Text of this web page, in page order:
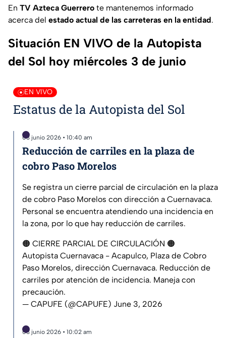
En TV Azteca Guerrero te mantenemos informado
acerca del estado actual de las carreteras en la entidad.
Situación EN VIVO de la Autopista
del Sol hoy miércoles 3 de junio
EN VIVO
Estatus de la Autopista del Sol
03 junio 2026 • 10:40 am
Reducción de carriles en la plaza de
cobro Paso Morelos
Se registra un cierre parcial de circulación en la plaza
de cobro Paso Morelos con dirección a Cuernavaca.
Personal se encuentra atendiendo una incidencia en
la zona, por lo que hay reducción de carriles.
🟠 CIERRE PARCIAL DE CIRCULACIÓN 🟠
Autopista Cuernavaca - Acapulco, Plaza de Cobro
Paso Morelos, dirección Cuernavaca. Reducción de
carriles por atención de incidencia. Maneja con
precaución.
— CAPUFE (@CAPUFE) June 3, 2026
03 junio 2026 • 10:02 am